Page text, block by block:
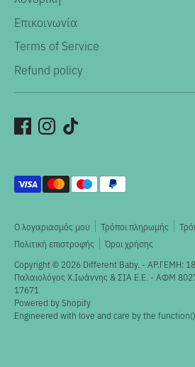
Επικοινωνία
Terms of Service
Refund policy
Ο λογαριασμός μου Τρόποι πληρωμής
Πολιτική επιστροφής
Όροι χρήσης
Copyright © 2026 Different Baby. - ΑΡ.ΓΕΜΗ:
Παλαιολόγος X.Ιωάννης & ΣΙΑ Ε.Ε. - ΑΦΜ
17671
Powered by Shopify
Engineered with love and care by the function()
Αποδεκτοί
τρόποι